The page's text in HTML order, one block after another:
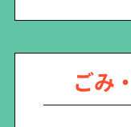
ごみ